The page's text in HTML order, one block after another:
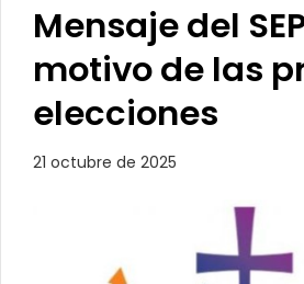
Mensaje del
motivo de las
elecciones
21 octubre de 2025